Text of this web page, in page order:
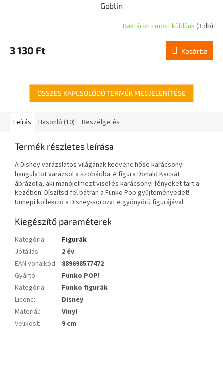
Goblin
Raktáron - most küldünk(3 db)
3 130 Ft Kosárba
ÖSSZES KAPCSOLÓDÓ TERMÉK MEGJELENÍTÉSE
Leírás Hasonló (10) Beszélgetés
Termék részletes leírása
A Disney varázslatos világának kedvenc hőse karácsonyi
hangulatot varázsol a szobádba. A figura Donald Kacsát
ábrázolja, aki manójelmezt visel és karácsonyi fényeket tart a
kezében. Díszítsd fel bátran a Funko Pop gyűjteményedet!
Ünnepi kollekció a Disney-sorozat e gyönyörű figurájával.
Kiegészítő paraméterek
Kategória:
Figurák
Jótállás:
2 év
EAN vonalkód: 889698577472
Gyártó:
Funko POP!
Kategória:
Funko figurák
Licenc:
Disney
Materiál:
Vinyl
Velikost: 9 cm